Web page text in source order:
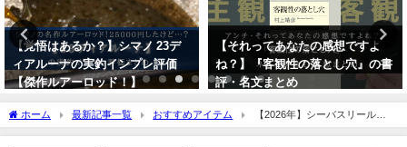
【覚悟はあるか？】シマノ 23デ
ィアルーナの実釣インプレ評価
【傑作ルアーロッド！】
【それってあなたの感想ですよ
ね？】『客観性の落とし穴』の書
評・名文まとめ
ホーム 最新記事一覧 おすすめアイテム
【2026年】シーバスリール
（2500番）のおすすめランキング20選【コスパ最強！】